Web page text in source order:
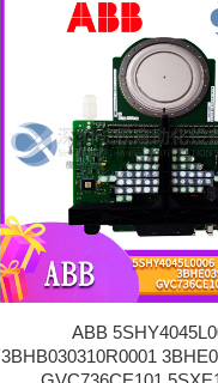
ABB
3BHB030310R0001